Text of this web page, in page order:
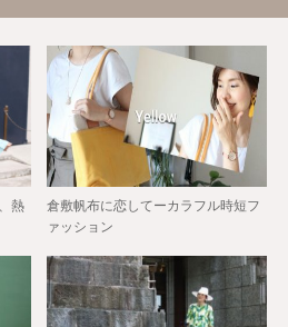
熱
倉敷帆布に恋してーカラフル時短フ
ァッション